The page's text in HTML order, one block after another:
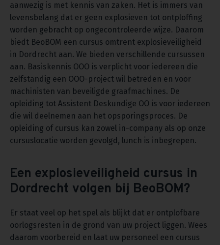
aanwezig is met kennis van zaken. Het is immers van
levensbelang dat er geen explosieven tot ontploffing
worden gebracht op ongecontroleerde wijze. Daarom
biedt BeoBOM een cursus omtrent explosieveiligheid
in Dordrecht aan. We bieden verschillende cursussen
aan. Basiskennis OOO is verplicht voor iedereen die
zelfstandig een OOO-project wil betreden en voor
machinisten van beveiligde graafmachines. De
opleiding tot Assistent Deskundige OO is voor iedereen
die wil deelnemen aan het opsporingsproces. De
opleiding of cursus kan zowel in-company als op onze
cursuslocatie worden gevolgd, lunch is inbegrepen.
Een explosieveiligheid cursus in
Dordrecht volgen bij BeoBOM?
Er staat veel op het spel als blijkt dat er ontplofbare
oorlogsresten in de grond van uw project liggen. Wees
daarom voorbereid en laat uw personeel een cursus